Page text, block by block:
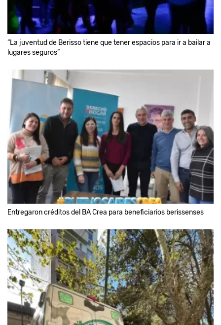
“La juventud de Berisso tiene que tener espacios para ir a bailar a
lugares seguros”
Entregaron créditos del BA Crea para beneficiarios berissenses